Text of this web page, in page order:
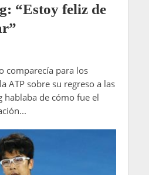
“Estoy feliz de
comparecía para los
ATP sobre su regreso a las
hablaba de cómo fue el